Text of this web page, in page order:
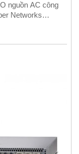
nguồn AC công
Networks